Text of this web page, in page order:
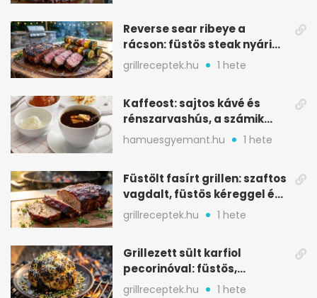
Reverse sear ribeye a
rácson: füstös steak nyári
tökkebabbal
grillreceptek.hu 1 hete
Kaffeost: sajtos kávé és
rénszarvashús, a számik
melegítő itala
hamuesgyemant.hu 1 hete
Füstölt fasírt grillen: szaftos
vagdalt, füstös kéreggel és
BBQ mázzal
grillreceptek.hu 1 hete
Grillezett sült karfiol
pecorinóval: füstös,
karamellizált nyári kedvenc
grillreceptek.hu 1 hete